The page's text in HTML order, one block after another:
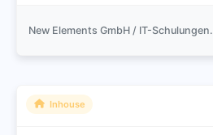
Inhouse